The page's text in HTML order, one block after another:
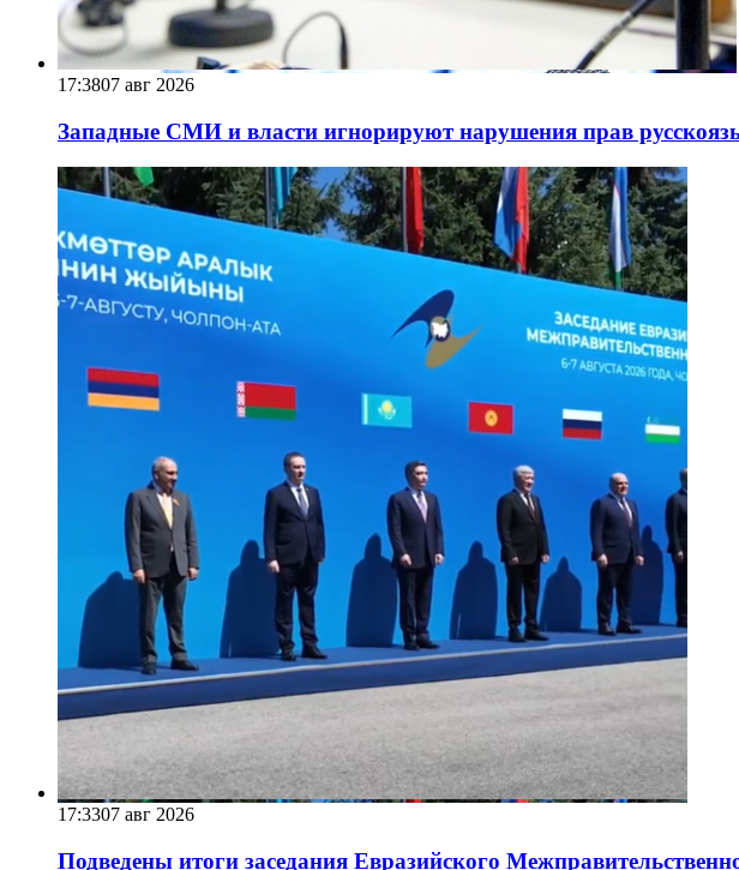
17:3807 авг 2026
Западные СМИ и власти игнорируют нарушения прав
17:3307 авг 2026
Подведены итоги заседания Евразийского